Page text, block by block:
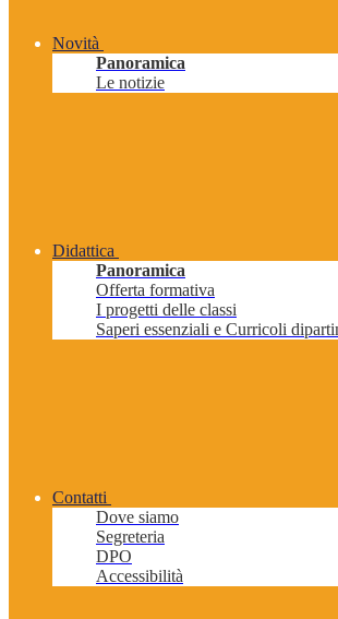
Novità
Panoramica
Le notizie
Didattica
Panoramica
Offerta formativa
I progetti delle classi
Saperi essenziali e Curricoli
Contatti
Dove siamo
Segreteria
DPO
Accessibilità